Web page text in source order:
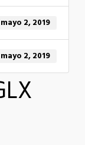
mayo 2, 2019
mayo 2, 2019